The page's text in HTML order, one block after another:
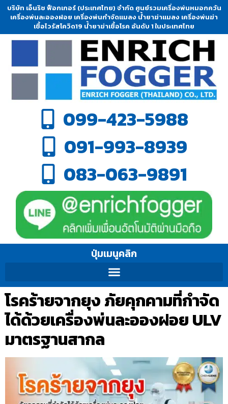
บริษัท เอ็นริช ฟ็อกเกอร์ (ประเทศไทย) จำกัด ศูนย์รวมเครื่องพ่นหมอกควัน
เครื่องพ่นละอองฝอย เครื่องพ่นกำจัดแมลง น้ำยาฆ่าแมลง เครื่องพ่นฆ่า
เชื้อไวรัสโควิด19 น้ำยาฆ่าเชื้อโรค อันดับ 1 ในประเทศไทย
099-423-5988
091-993-8939
083-063-9891
ปุ่มเมนูคลิก
โรคร้ายจากยุง ภัยคุกคามที่กำจัด
ได้ด้วยเครื่องพ่นละอองฝอย ULV
มาตรฐานสากล